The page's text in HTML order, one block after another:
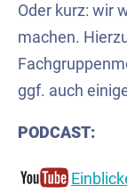
Oder kurz: wir
machen.
ggf. auch
PODCAST: